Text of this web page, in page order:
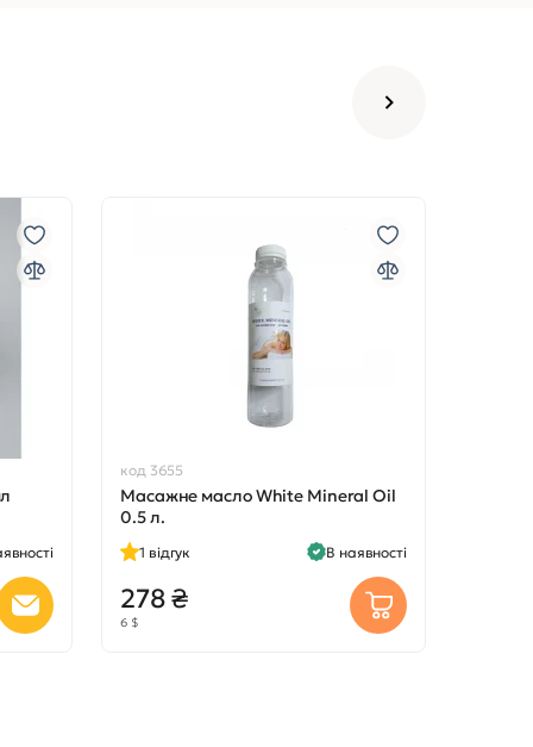
код 3655
Масажне масло White Mineral Oil
0.5 л.
1 відгук В наявності
278 ₴
6 $